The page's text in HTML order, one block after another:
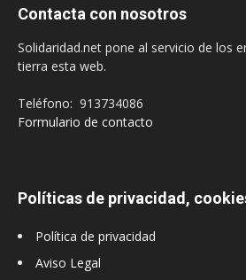
Contacta con nosotros
Solidaridad.net pone al servicio de los
tierra esta web.
Teléfono: 913734086
Formulario de contacto
Políticas de privacidad,
Política de privacidad
Aviso Legal